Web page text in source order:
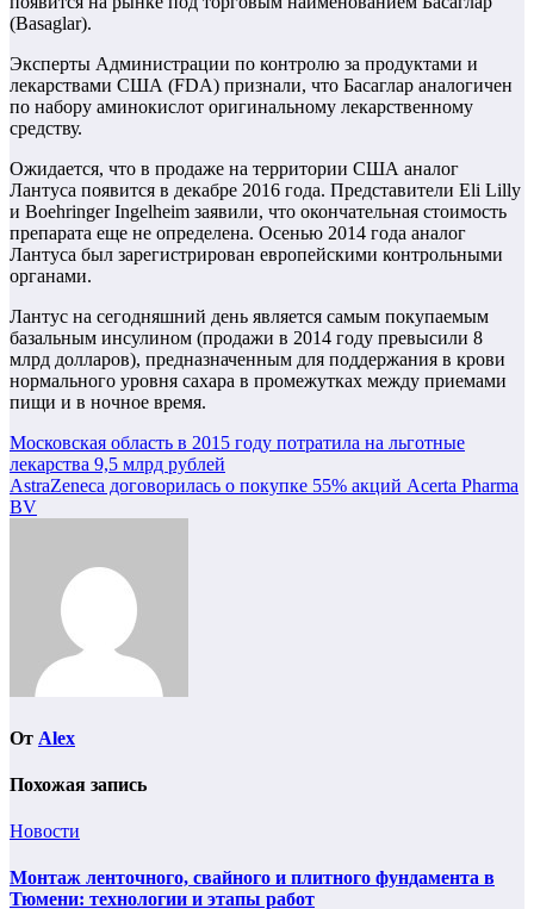
(Basaglar).
Эксперты Администрации по контролю за продуктами и
лекарствами США (FDA) признали, что Басаглар аналогичен
по набору аминокислот оригинальному лекарственному
средству.
Ожидается, что в продаже на территории США аналог
Лантуса появится в декабре 2016 года. Представители Eli Lilly
и Boehringer Ingelheim заявили, что окончательная стоимость
препарата еще не определена. Осенью 2014 года аналог
Лантуса был зарегистрирован европейскими контрольными
органами.
Лантус на сегодняшний день является самым покупаемым
базальным инсулином (продажи в 2014 году превысили 8
млрд долларов), предназначенным для поддержания в крови
нормального уровня сахара в промежутках между приемами
пищи и в ночное время.
Навигация
по
записям
Московская область в 2015 году потратила на льготные
лекарства 9,5 млрд рублей
AstraZeneca договорилась о покупке 55% акций Acerta Pharma
BV
От Alex
Похожая запись
Новости
Монтаж ленточного, свайного и плитного фундамента в
Тюмени: технологии и этапы работ